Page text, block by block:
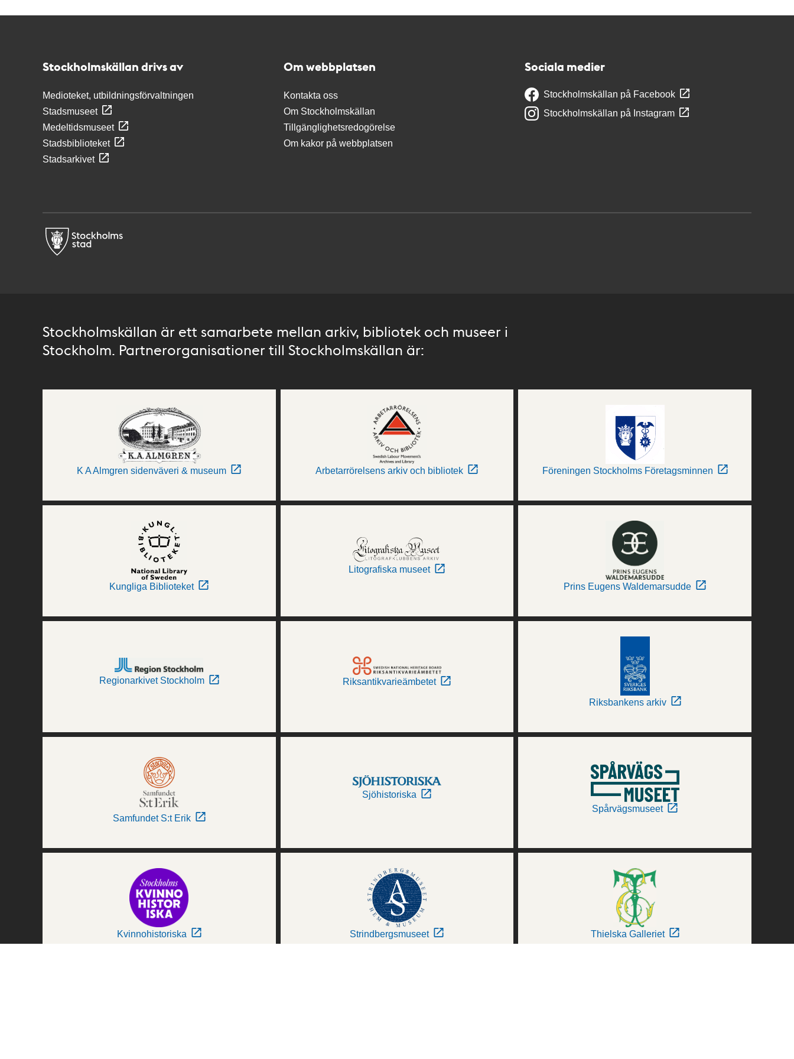
Stockholmskällan drivs av
Medioteket, utbildningsförvaltningen
Stadsmuseet
Medeltidsmuseet
Stadsbiblioteket
Stadsarkivet
Om webbplatsen
Kontakta oss
Om Stockholmskällan
Tillgänglighetsredogörelse
Om kakor på webbplatsen
Sociala medier
Stockholmskällan på Facebook
Stockholmskällan på Instagram
Stockholmskällan är ett samarbete mellan arkiv, bibliotek och museer i
Stockholm. Partnerorganisationer till Stockholmskällan är:
K A Almgren sidenväveri & museum Arbetarrörelsens arkiv och bibliotek Föreningen Stockholms Företagsminnen
Kungliga Biblioteket
Litografiska museet
Prins Eugens Waldemarsudde
Regionarkivet Stockholm Riksantikvarieämbetet
Riksbankens arkiv
Samfundet S:t Erik
Sjöhistoriska
Spårvägsmuseet
Kvinnohistoriska Strindbergsmuseet Thielska Galleriet